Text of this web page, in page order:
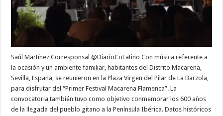
Ibérica
Saúl Martínez Corresponsal @DiarioCoLatino Con música referente a
la ocasión y un ambiente familiar, habitantes del Distrito Macarena,
Sevilla, España, se reunieron en la Plaza Virgen del Pilar de La Barzola,
para disfrutar del “Primer Festival Macarena Flamenca”. La
convocatoria también tuvo como objetivo conmemorar los 600 años
de la llegada del pueblo gitano a la Península Ibérica. Datos históricos